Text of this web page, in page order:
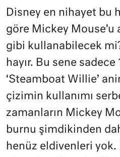
Disney en nihayet bu
göre Mickey Mouse’u
gibi kullanabilecek
hayır. Bu sene
‘Steamboat Willie’
çizimin kullanımı
zamanların Mickey
burnu şimdikinden
henüz eldivenleri yok.